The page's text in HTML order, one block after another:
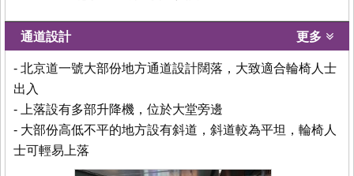
通道設計 更多
- 北京道一號大部份地方通道設計闊落，大致適合輪椅人士
出入
- 上落設有多部升降機，位於大堂旁邊
- 大部份高低不平的地方設有斜道，斜道較為平坦，輪椅人
士可輕易上落